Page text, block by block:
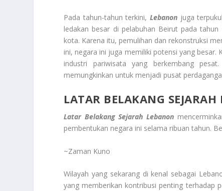
Pada tahun-tahun terkini, Lebanon juga
ledakan besar di pelabuhan Beirut pada
kota. Karena itu, pemulihan dan rekonstruksi
ini, negara ini juga memiliki potensi yang besar.
industri pariwisata yang berkembang
memungkinkan untuk menjadi pusat
LATAR BELAKANG SEJARAH
Latar Belakang Sejarah Lebanon
pembentukan negara ini selama ribuan tahun.
~Zaman Kuno
Wilayah yang sekarang di kenal sebagai
yang memberikan kontribusi penting terhadap